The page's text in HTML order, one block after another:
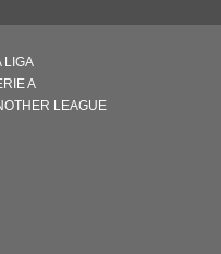
LIGA
A
LEAGUE